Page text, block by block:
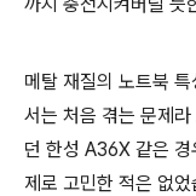
메탈 재질의 노트북
서는 처음 겪는 문제
던 한성 A36X 같은 경
제로 고민한 적은 없